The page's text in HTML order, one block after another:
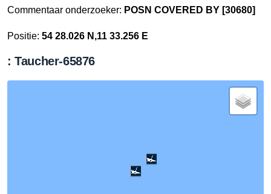
Commentaar onderzoeker: POSN COVERED BY [30680]
Positie: 54 28.026 N,11 33.256 E
: Taucher-65876